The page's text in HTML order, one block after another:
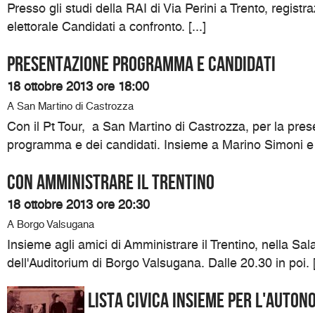
Presso gli studi della RAI di Via Perini a Trento,
elettorale Candidati a confronto. [...]
Presentazione programma e candidati
18 ottobre 2013 ore 18:00
A San Martino di Castrozza
Con il Pt Tour, a San Martino di Castrozza, per la
programma e dei candidati. Insieme a Marino Simoni
Con Amministrare il Trentino
18 ottobre 2013 ore 20:30
A Borgo Valsugana
Insieme agli amici di Amministrare il Trentino, nella
dell'Auditorium di Borgo Valsugana. Dalle 20.30 in poi.
Lista civica Insieme per